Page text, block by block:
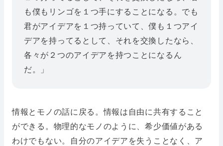
も僕もリンゴを１つ手にすることになる。でも
君がアイデアを１つ持っていて、僕も１つアイ
デアを持ってるとして、それを交換したなら、
各々が２つのアイデアを持つことになるん
だ。」
情報とモノの話に戻る。情報は自由に共有すること
ができる。物理的なモノのように、希少価値がある
わけでもない。自分のアイデアを失うことなく、ア